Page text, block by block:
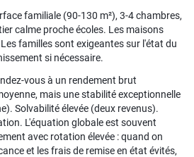
familiale (90-130 m²), 3-4 chambres,
calme proche écoles. Les maisons
familles sont exigeantes sur l'état du
si nécessaire.
vous à un rendement brut
mais une stabilité exceptionnelle
Solvabilité élevée (deux revenus).
L'équation globale est souvent
avec rotation élevée : quand on
et les frais de remise en état évités,